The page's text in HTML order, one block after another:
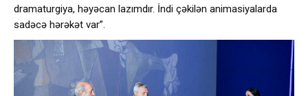
dramaturgiya, həyəcan lazımdır. İndi çəkilən animasiyalarda
sadəcə hərəkət var”.